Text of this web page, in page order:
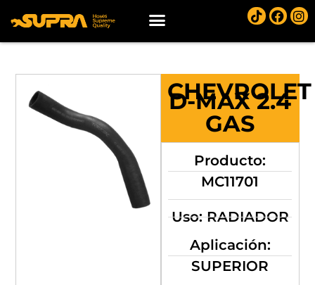
CHEVROLET
D-MAX 2.4
GAS
Producto:
MC11701
Uso: RADIADOR
Aplicación:
SUPERIOR